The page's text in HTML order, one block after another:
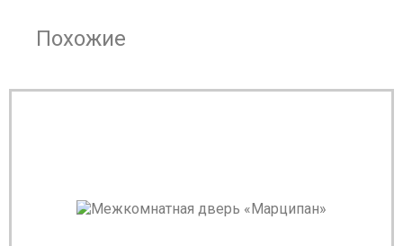
Похожие